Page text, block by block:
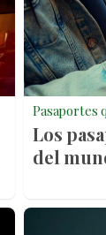
Pasaportes
Los
del